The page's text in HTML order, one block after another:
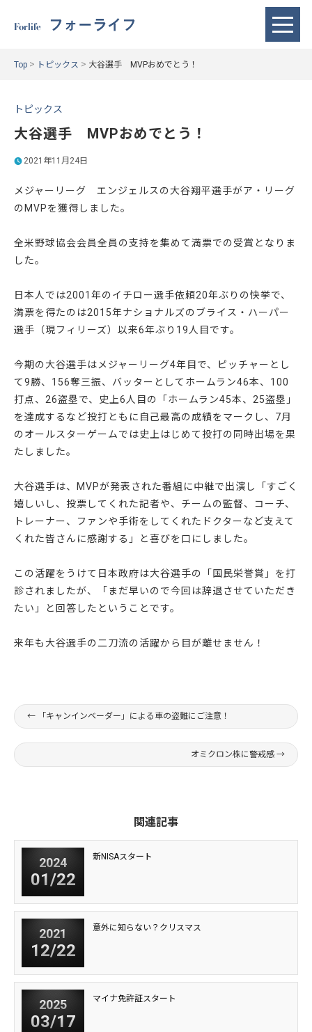
Forlife フォーライフ
Top > トピックス > 大谷選手 MVPおめでとう！
トピックス
大谷選手 MVPおめでとう！
2021年11月24日
メジャーリーグ エンジェルスの大谷翔平選手がア・リーグ
のMVPを獲得しました。
全米野球協会会員全員の支持を集めて満票での受賞となりま
した。
日本人では2001年のイチロー選手依頼20年ぶりの快挙で、
満票を得たのは2015年ナショナルズのブライス・ハーパー
選手（現フィリーズ）以来6年ぶり19人目です。
今期の大谷選手はメジャーリーグ4年目で、ピッチャーとし
て9勝、156奪三振、バッターとしてホームラン46本、100
打点、26盗塁で、史上6人目の「ホームラン45本、25盗塁」
を達成するなど投打ともに自己最高の成績をマークし、7月
のオールスターゲームでは史上はじめて投打の同時出場を果
たしました。
大谷選手は、MVPが発表された番組に中継で出演し「すごく
嬉しいし、投票してくれた記者や、チームの監督、コーチ、
トレーナー、ファンや手術をしてくれたドクターなど支えて
くれた皆さんに感謝する」と喜びを口にしました。
この活躍をうけて日本政府は大谷選手の「国民栄誉賞」を打
診されましたが、「まだ早いので今回は辞退させていただき
たい」と回答したということです。
来年も大谷選手の二刀流の活躍から目が離せません！
← 「キャンインベーダー」による車の盗難にご注意！
オミクロン株に警戒感 →
関連記事
2024
01/22
新NISAスタート
2021
12/22
意外に知らない？クリスマス
2025
03/17
マイナ免許証スタート